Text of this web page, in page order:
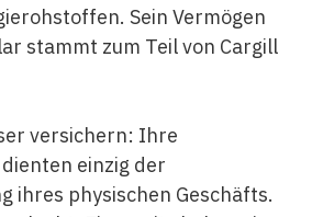
Sein Vermögen
stammt zum Teil von Cargill
versichern: Ihre
einzig der
ihres physischen Geschäfts.